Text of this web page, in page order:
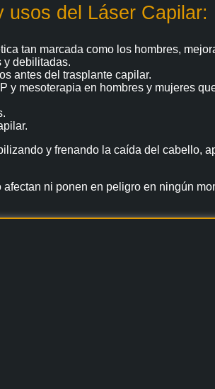
usos del Láser Capilar:
tan marcada como los hombres,
y debilitadas.
antes del trasplante capilar.
mesoterapia en hombres y mujeres
y frenando la caída del cabello,
ni ponen en peligro en ningún